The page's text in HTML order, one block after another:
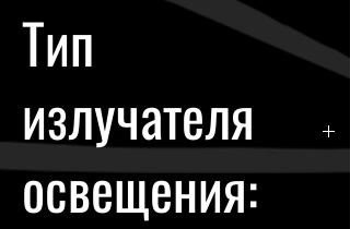
Тип
излучателя
освещения: